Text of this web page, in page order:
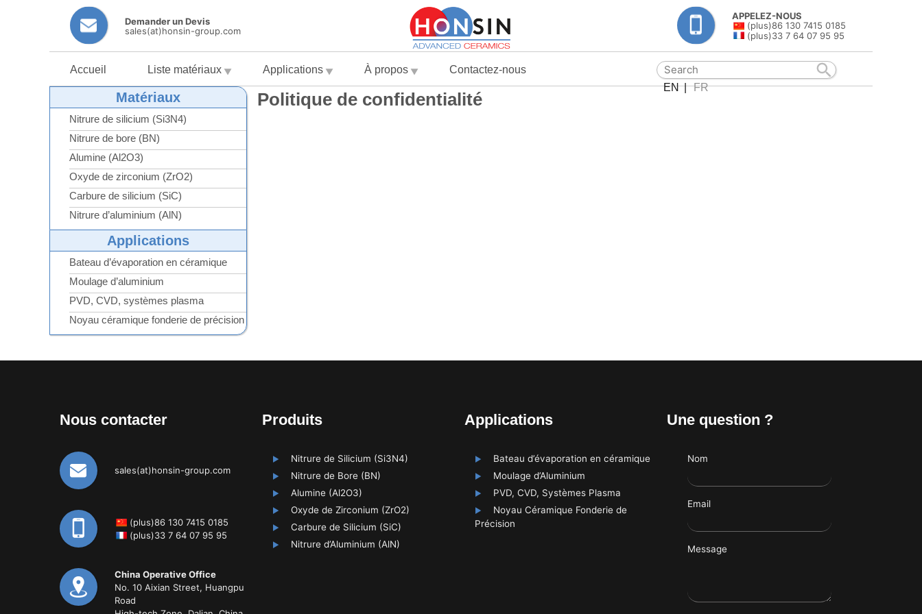
Demander un Devis
sales(at)honsin-group.com
APPELEZ-NOUS
(plus)86 130 7415 0185
(plus)33 7 64 07 95 95
Accueil Liste matériaux Applications À propos Contactez-nous
Matériaux
Nitrure de silicium (Si3N4)
Nitrure de bore (BN)
Alumine (Al2O3)
Oxyde de zirconium (ZrO2)
Carbure de silicium (SiC)
Nitrure d’aluminium (AlN)
Applications
Bateau d’évaporation en céramique
Moulage d’aluminium
PVD, CVD, systèmes plasma
Noyau céramique fonderie de précision
Politique de confidentialité
Nous contacter
sales(at)honsin-group.com
(plus)86 130 7415 0185
(plus)33 7 64 07 95 95
China Operative Office
No. 10 Aixian Street, Huangpu
Road
Produits
Nitrure de Silicium (Si3N4)
Nitrure de Bore (BN)
Alumine (Al2O3)
Oxyde de Zirconium (ZrO2)
Carbure de Silicium (SiC)
Nitrure d’Aluminium (AlN)
Applications
Bateau d’évaporation en céramique
Moulage d’Aluminium
PVD, CVD, Systèmes Plasma
Noyau Céramique Fonderie de
Précision
Une question ?
Nom
Email
Message